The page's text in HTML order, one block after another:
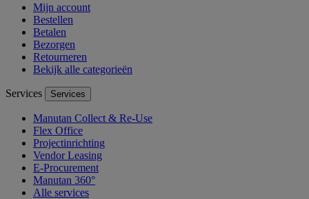
Mijn account
Bestellen
Betalen
Bezorgen
Retourneren
Bekijk alle categorieën
Services Services
Manutan Collect & Re-Use
Flex Office
Projectinrichting
Vendor Leasing
E-Procurement
Manutan 360°
Alle services